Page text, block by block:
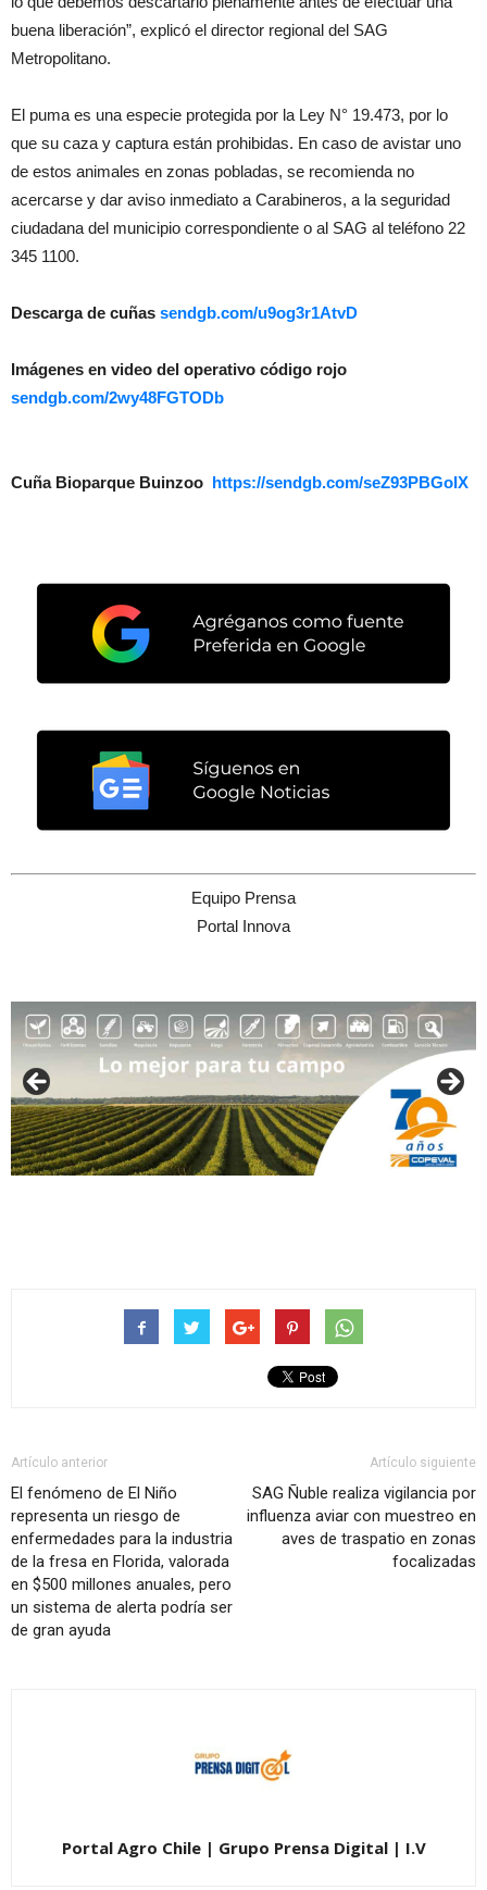
buena liberación”, explicó el director regional del SAG
Metropolitano.
El puma es una especie protegida por la Ley N° 19.473, por lo
que su caza y captura están prohibidas. En caso de avistar uno
de estos animales en zonas pobladas, se recomienda no
acercarse y dar aviso inmediato a Carabineros, a la seguridad
ciudadana del municipio correspondiente o al SAG al teléfono 22
345 1100.
Descarga de cuñas sendgb.com/u9og3r1AtvD
Imágenes en video del operativo código rojo
sendgb.com/2wy48FGTODb
Cuña Bioparque Buinzoo https://sendgb.com/seZ93PBGoIX
Equipo Prensa
Portal Innova
Artículo anterior
El fenómeno de El Niño
representa un riesgo de
enfermedades para la industria
de la fresa en Florida, valorada
en $500 millones anuales, pero
un sistema de alerta podría ser
de gran ayuda
Artículo siguiente
SAG Ñuble realiza vigilancia por
influenza aviar con muestreo en
aves de traspatio en zonas
focalizadas
Portal Agro Chile | Grupo Prensa Digital | I.V